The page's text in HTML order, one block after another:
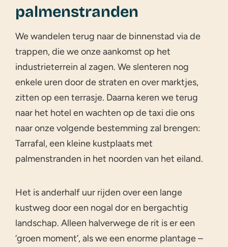
palmenstranden
We wandelen terug naar de binnenstad via de
trappen, die we onze aankomst op het
industrieterrein al zagen. We slenteren nog
enkele uren door de straten en over marktjes,
zitten op een terrasje. Daarna keren we terug
naar het hotel en wachten op de taxi die ons
naar onze volgende bestemming zal brengen:
Tarrafal, een kleine kustplaats met
palmenstranden in het noorden van het eiland.
Het is anderhalf uur rijden over een lange
kustweg door een nogal dor en bergachtig
landschap. Alleen halverwege de rit is er een
‘groen moment’, als we een enorme plantage –